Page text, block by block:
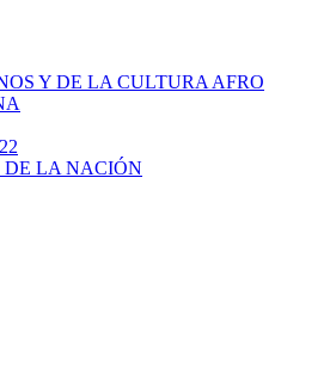
Y DE LA CULTURA AFRO
DE LA NACIÓN